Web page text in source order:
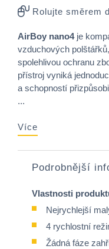
Rolujte směrem
AirBoy nano4je
vzduchových
spolehlivou ochranu
přístroj vyniká
a schopností
...
Více
Podrobnější
Vlastnosti
Nejrychlejší
4 rychlostní
Žádná fáze